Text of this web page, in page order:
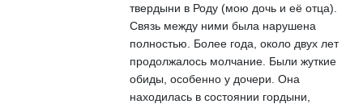
твердыни в Роду (мою дочь и её отца).
Связь между ними была нарушена
полностью. Более года, около двух лет
продолжалось молчание. Были жуткие
обиды, особенно у дочери. Она
находилась в состоянии гордыни,